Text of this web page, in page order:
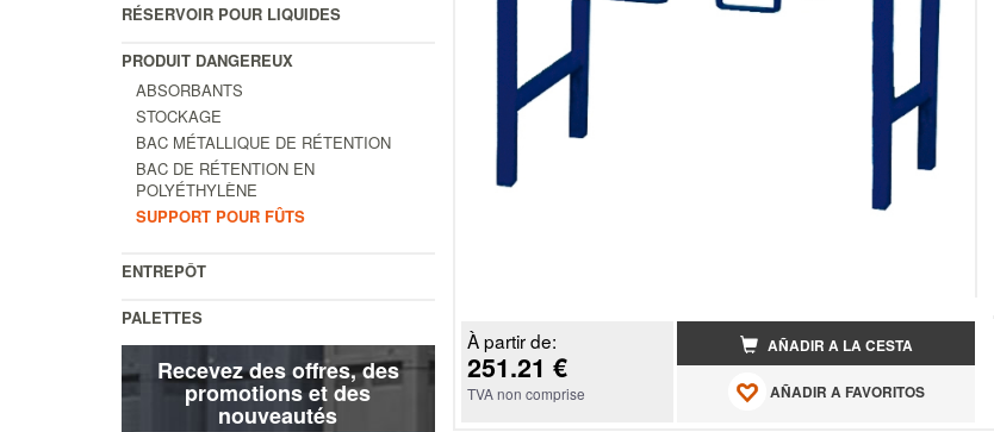
RÉSERVOIR POUR LIQUIDES
PRODUIT DANGEREUX
ABSORBANTS
STOCKAGE
BAC MÉTALLIQUE DE RÉTENTION
BAC DE RÉTENTION EN
POLYÉTHYLÈNE
SUPPORT POUR FÛTS
ENTREPÔT
PALETTES
Recevez des offres, des
promotions et des
nouveautés
À partir de:
251.21 €
TVA non comprise
AÑADIR A LA CESTA
AÑADIR A FAVORITOS